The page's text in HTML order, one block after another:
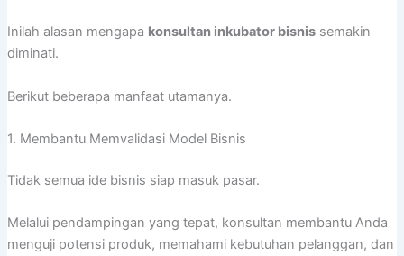
Inilah alasan mengapa konsultan inkubator bisnissemakin
diminati.
Berikut beberapa manfaat utamanya.
1. Membantu Memvalidasi Model Bisnis
Tidak semua ide bisnis siap masuk pasar.
Melalui pendampingan yang tepat, konsultan membantu Anda
menguji potensi produk, memahami kebutuhan pelanggan, dan